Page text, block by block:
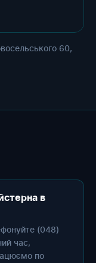
60,
в
(048)
час,
по